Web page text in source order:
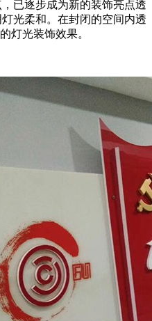
已逐步成为新的装饰亮点透
光柔和。在封闭的空间内透
灯光装饰效果。